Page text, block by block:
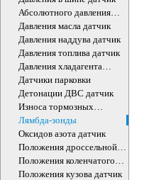
Абсолютного давления
воздуха ДВС датчик
Давления масла датчик
Давления наддува датчик
Давления топлива датчик
Давления хладагента
датчик
Датчики парковки
Детонации ДВС датчик
Износа тормозных
колодок датчик
Лямбда-зонды
Оксидов азота датчик
Положения дроссельной
заслонки датчики
Положения коленчатого
вала датчик
Положения кузова датчик